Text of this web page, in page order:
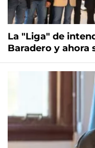
La "Liga" de
Baradero y ahora